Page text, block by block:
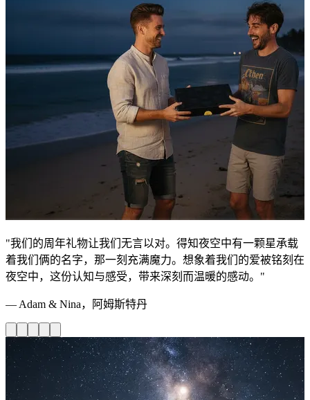
"我们的周年礼物让我们无言以对。得知夜空中有一颗星承载
着我们俩的名字，那一刻充满魔力。想象着我们的爱被铭刻在
夜空中，这份认知与感受，带来深刻而温暖的感动。"
— Adam & Nina，阿姆斯特丹